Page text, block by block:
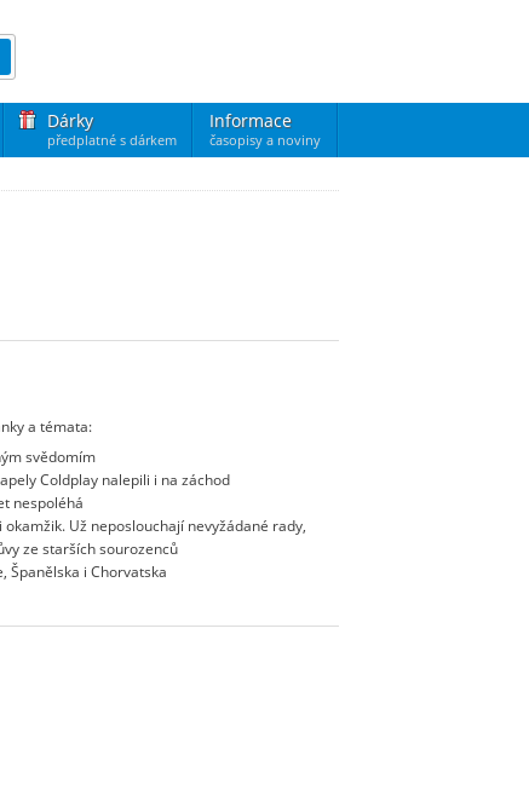
Dárky
předplatné s dárkem
Informace
časopisy a noviny
a témata:
svědomím
Coldplay nalepili i na záchod
nespoléhá
Už neposlouchají nevyžádané rady,
ze starších sourozenců
Španělska i Chorvatska